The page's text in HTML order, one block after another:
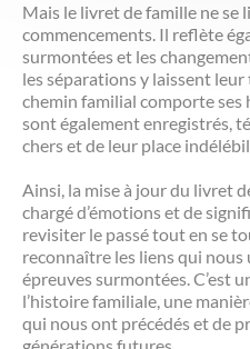
Mais le livret de famille ne se
commencements. Il reflète
surmontées et les
les séparations y laissent
chemin familial comporte ses
sont également enregistrés,
chers et de leur place
Ainsi, la mise à jour du livret
chargé d’émotions et de
revisiter le passé tout en se
reconnaître les liens qui
épreuves surmontées. C’est
l’histoire familiale, une
qui nous ont précédés et de